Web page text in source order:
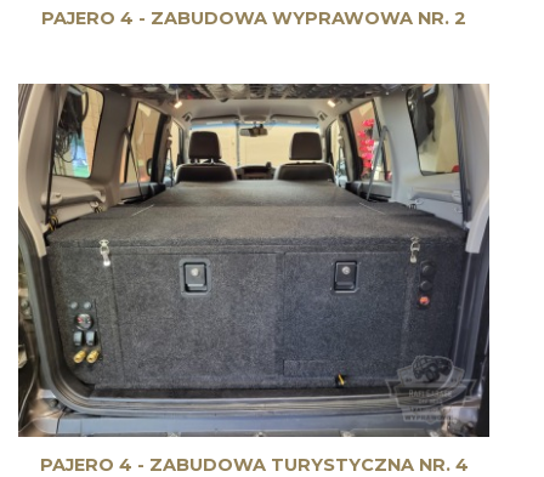
PAJERO 4 - ZABUDOWA WYPRAWOWA NR. 2
PAJERO 4 - ZABUDOWA TURYSTYCZNA NR. 4